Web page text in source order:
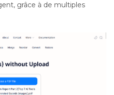
grâce à de multiples